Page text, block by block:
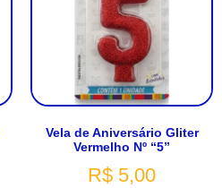
Vela de Aniversário Gliter
Vermelho Nº “5”
R$ 5,00